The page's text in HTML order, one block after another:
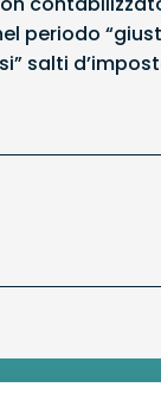
periodo
salti